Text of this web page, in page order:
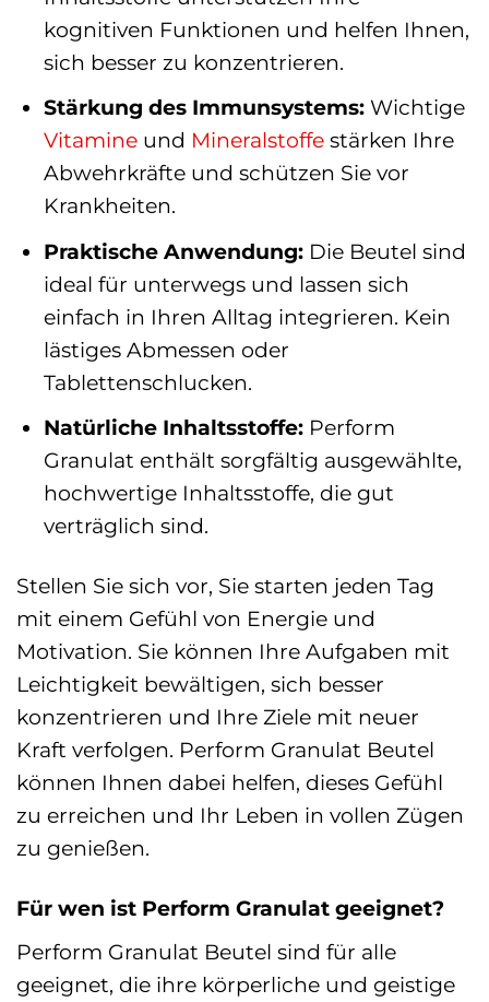
kognitiven Funktionen und helfen Ihnen,
sich besser zu konzentrieren.
Stärkung des Immunsystems:Wichtige
Vitamineund Mineralstoffestärken Ihre
Abwehrkräfte und schützen Sie vor
Krankheiten.
Praktische Anwendung:Die Beutel sind
ideal für unterwegs und lassen sich
einfach in Ihren Alltag integrieren. Kein
lästiges Abmessen oder
Tablettenschlucken.
Natürliche Inhaltsstoffe:Perform
Granulat enthält sorgfältig ausgewählte,
hochwertige Inhaltsstoffe, die gut
verträglich sind.
Stellen Sie sich vor, Sie starten jeden Tag
mit einem Gefühl von Energie und
Motivation. Sie können Ihre Aufgaben mit
Leichtigkeit bewältigen, sich besser
konzentrieren und Ihre Ziele mit neuer
Kraft verfolgen. Perform Granulat Beutel
können Ihnen dabei helfen, dieses Gefühl
zu erreichen und Ihr Leben in vollen Zügen
zu genießen.
Für wen ist Perform Granulat geeignet?
Perform Granulat Beutel sind für alle
geeignet, die ihre körperliche und geistige